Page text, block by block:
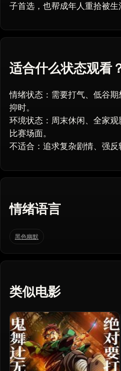
子首选，也帮成年人重拾被生
适合什么状态观看
情绪状态：需要打气、低谷
抑时。
环境状态：周末休闲、全家
比赛场面。
不适合：追求复杂剧情、强反
情绪语言
黑色幽默
类似电影